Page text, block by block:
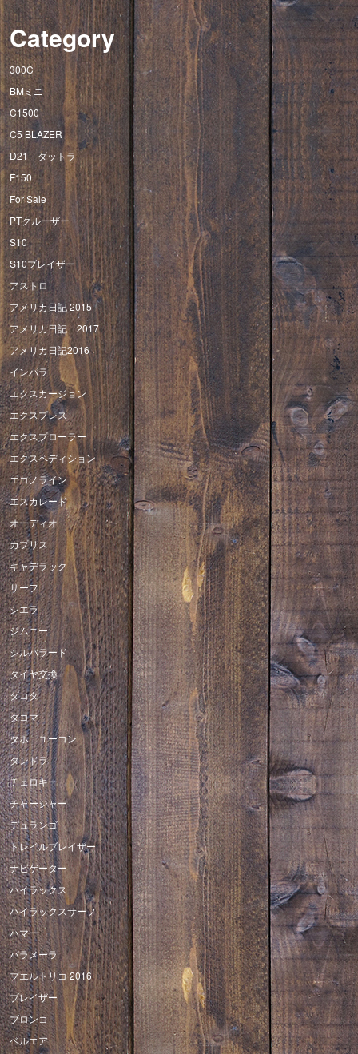
Category
300C
BMミニ
C1500
C5 BLAZER
D21 ダットラ
F150
For Sale
PTクルーザー
S10
S10ブレイザー
アストロ
アメリカ日記 2015
アメリカ日記 2017
アメリカ日記2016
インパラ
エクスカージョン
エクスプレス
エクスプローラー
エクスペディション
エコノライン
エスカレード
オーディオ
カプリス
キャデラック
サーフ
シエラ
ジムニー
シルバラード
タイヤ交換
ダコタ
タコマ
タホ ユーコン
タンドラ
チェロキー
チャージャー
デュランゴ
トレイルブレイザー
ナビゲーター
ハイラックス
ハイラックスサーフ
ハマー
パラメーラ
プエルトリコ 2016
ブレイザー
ブロンコ
ベルエア